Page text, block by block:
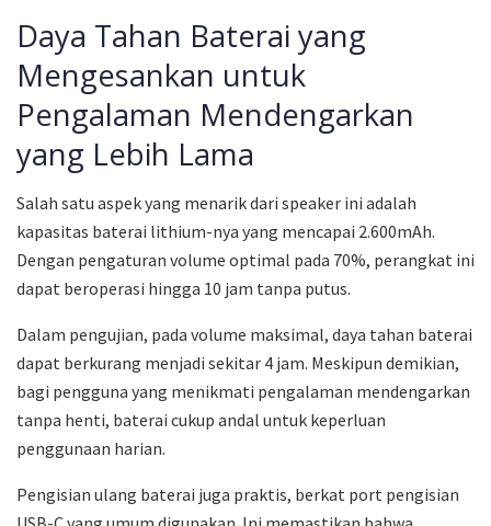
Daya Tahan Baterai yang
Mengesankan untuk
Pengalaman Mendengarkan
yang Lebih Lama
Salah satu aspek yang menarik dari speaker ini adalah
kapasitas baterai lithium-nya yang mencapai 2.600mAh.
Dengan pengaturan volume optimal pada 70%, perangkat ini
dapat beroperasi hingga 10 jam tanpa putus.
Dalam pengujian, pada volume maksimal, daya tahan baterai
dapat berkurang menjadi sekitar 4 jam. Meskipun demikian,
bagi pengguna yang menikmati pengalaman mendengarkan
tanpa henti, baterai cukup andal untuk keperluan
penggunaan harian.
Pengisian ulang baterai juga praktis, berkat port pengisian